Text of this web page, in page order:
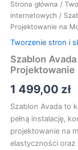
Strona główna /
internetowych /
Projektowanie na
Tworzenie stron i
Szablon
1 499,00 zł
Szablon Avada to
pełną instalację,
projektowanie na
elastyczności oraz